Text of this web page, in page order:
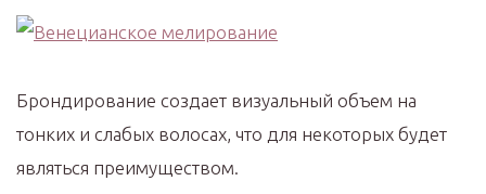
Брондирование создает визуальный объем на
тонких и слабых волосах, что для некоторых будет
являться преимуществом.